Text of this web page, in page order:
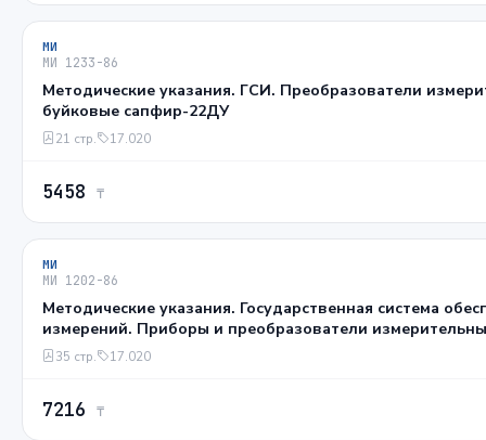
МИ
МИ 1233-86
Методические указания. ГСИ. Преобразователи
буйковые сапфир-22ДУ
21 стр. 17.020
5458 ₸
МИ
МИ 1202-86
Методические указания. Государственная система
измерений. Приборы и преобразователи
сопротивления цифровые. Общие требования к
35 стр. 17.020
7216 ₸